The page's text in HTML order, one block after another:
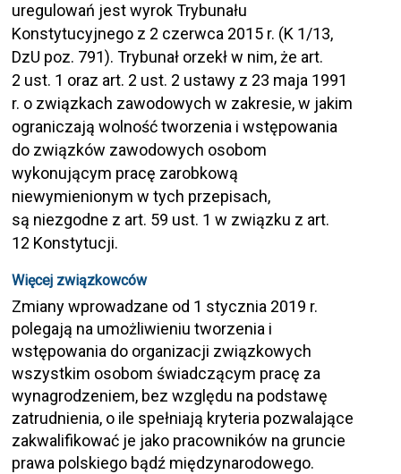
uregulowań jest wyrok Trybunału
Konstytucyjnego z 2 czerwca 2015 r. (K 1/13,
DzU poz. 791). Trybunał orzekł w nim, że art.
2 ust. 1 oraz art. 2 ust. 2 ustawy z 23 maja 1991
r. o związkach zawodowych w zakresie, w jakim
ograniczają wolność tworzenia i wstępowania
do związków zawodowych osobom
wykonującym pracę zarobkową
niewymienionym w tych przepisach,
są niezgodne z art. 59 ust. 1 w związku z art.
12 Konstytucji.
Więcej związkowców
Zmiany wprowadzane od 1 stycznia 2019 r.
polegają na umożliwieniu tworzenia i
wstępowania do organizacji związkowych
wszystkim osobom świadczącym pracę za
wynagrodzeniem, bez względu na podstawę
zatrudnienia, o ile spełniają kryteria pozwalające
zakwalifikować je jako pracowników na gruncie
prawa polskiego bądź międzynarodowego.